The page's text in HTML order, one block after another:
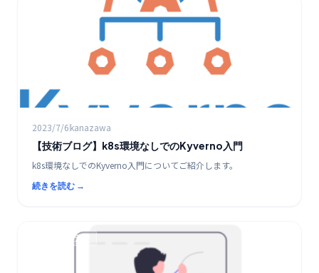
2023/7/6kanazawa
【技術ブログ】k8s環境なしでのKyverno入門
k8s環境なしでのKyverno入門についてご紹介します。
続きを読む →
K8s / コンテナ